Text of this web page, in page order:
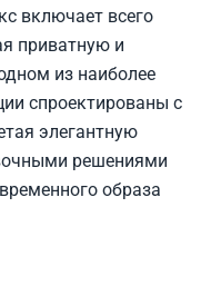
включает всего
приватную и
из наиболее
спроектированы с
элегантную
решениями
образа